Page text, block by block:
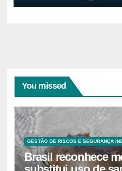
You missed
GESTÃO DE RISCOS E SEGURANÇA
Brasil reconhece